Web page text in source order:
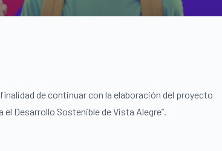
de continuar con la elaboración del proyecto
Desarrollo Sostenible de Vista Alegre”.